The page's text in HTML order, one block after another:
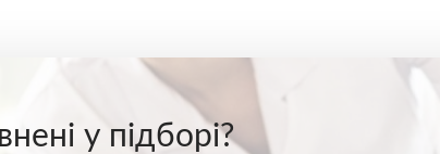
у підборі?